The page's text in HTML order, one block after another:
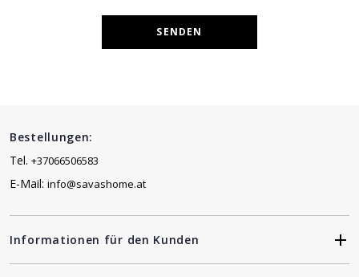
SENDEN
Bestellungen:
Tel. +37066506583
E-Mail: info@savashome.at
Informationen für den Kunden